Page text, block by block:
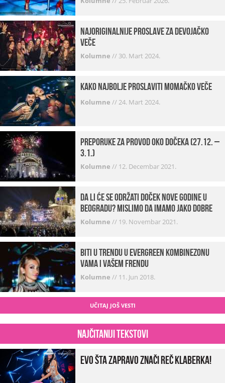
Najoriginalnije proslave za devojačko
veče
Kolumne // 30. Mart 2024.
Kako najbolje proslaviti momačko veče
Kolumne //24. Mart 2024.
Preporuke za provod oko dočeka (27.12. –
3.1.)
Kolumne // 12. Decembar 2021.
Da li će se održati doček Nove godine u
Beogradu? Mislimo da imamo jako DOBRE
VESTI!
Kolumne // 19. Novembar 2021.
Biti u trendu u Evergreen kombinezonu
vama i vašem frendu
Kolumne // 11. Jun 2018.
UČITAJ JOŠ VESTI
Najčitaniji tekstovi
Evo šta zapravo znači reč klaberka!